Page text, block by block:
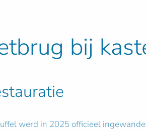
bij
werd in 2025 officieel